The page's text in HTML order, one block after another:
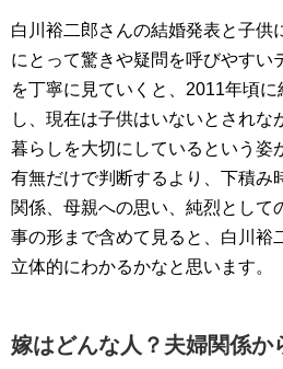
白川裕二郎さんの結婚発表と子供
にとって驚きや疑問を呼びやすい
を丁寧に見ていくと、2011年頃
し、現在は子供はいないとされな
暮らしを大切にしているという姿
有無だけで判断するより、下積み
関係、母親への思い、純烈として
事の形まで含めて見ると、白川裕
立体的にわかるかなと思います。
嫁はどんな人？夫婦関係か